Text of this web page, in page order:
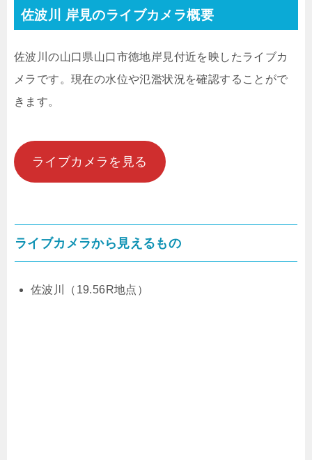
佐波川 岸見のライブカメラ概要
佐波川の山口県山口市徳地岸見付近を映したライブカ
メラです。現在の水位や氾濫状況を確認することがで
きます。
ライブカメラを見る
ライブカメラから見えるもの
佐波川（19.56R地点）